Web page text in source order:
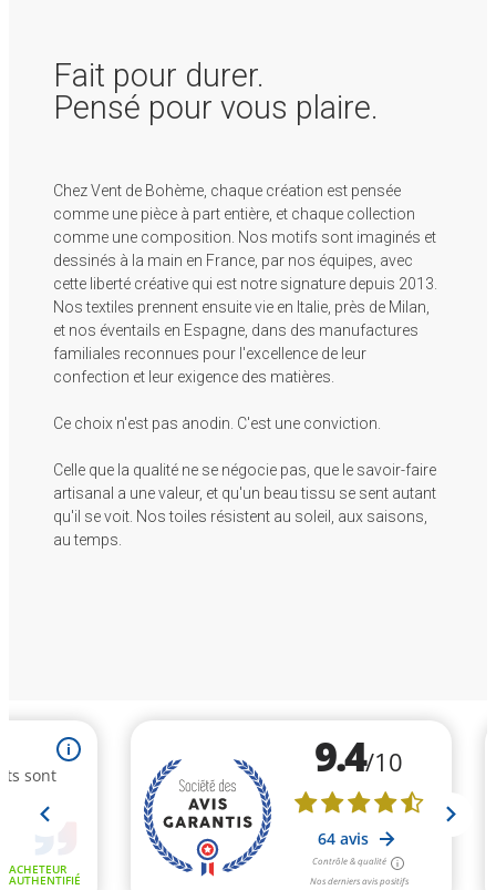
Fait pour durer.
Pensé pour vous plaire.
Chez Vent de Bohème, chaque création est pensée
comme une pièce à part entière, et chaque collection
comme une composition. Nos motifs sont imaginés et
dessinés à la main en France, par nos équipes, avec
cette liberté créative qui est notre signature depuis 2013.
Nos textiles prennent ensuite vie en Italie, près de Milan,
et nos éventails en Espagne, dans des manufactures
familiales reconnues pour l'excellence de leur
confection et leur exigence des matières.
Ce choix n'est pas anodin. C'est une conviction.
Celle que la qualité ne se négocie pas, que le savoir-faire
artisanal a une valeur, et qu'un beau tissu se sent autant
qu'il se voit. Nos toiles résistent au soleil, aux saisons,
au temps.